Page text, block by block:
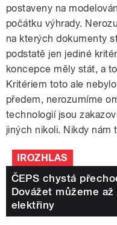
postaveny na
počátku výhrady.
na kterých dokumenty
podstatě jen jediné
koncepce měly stát, a
Kritériem toto ale
předem, nerozumíme
technologií jsou
jiných nikoli. Nikdy nám
IROZHLAS
ČEPS chystá
Dovážet můžeme
elektřiny